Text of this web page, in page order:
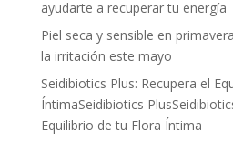
ayudarte a recuperar tu energía
Piel seca y sensible en
la irritación este mayo
Seidibiotics Plus: Recupera el
ÍntimaSeidibiotics
Equilibrio de tu Flora Íntima